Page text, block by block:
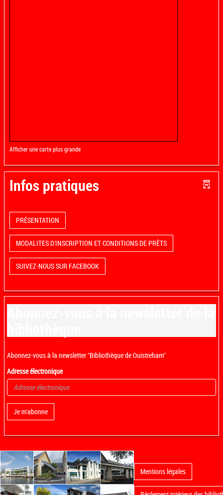
Afficher une carte plus grande
Infos pratiques
PRÉSENTATION
MODALITES D'INSCRIPTION ET CONDITIONS DE PRÊTS
SUIVEZ-NOUS SUR FACEBOOK
Abonnez-vous à la newsletter "Bibliothèque de Ouistreham"
Adresse électronique
Je m'abonne
Mentions légales